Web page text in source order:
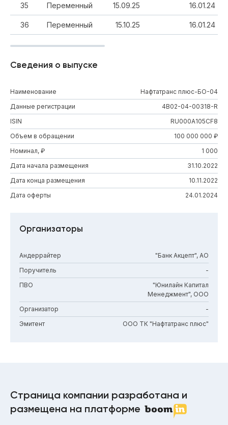
35 Переменный 15.09.25 16.01.24
36 Переменный 15.10.25 16.01.24
Сведения о выпуске
Наименование
Нафтатранс плюс-БО-04
Данные регистрации
4B02-04-00318-R
ISIN
RU000A105CF8
Объем в обращении
100 000 000 ₽
Номинал, ₽
1 000
Дата начала размещения
31.10.2022
Дата конца размещения
10.11.2022
Дата оферты
24.01.2024
Организаторы
Андеррайтер
"Банк Акцепт", АО
Поручитель
-
ПВО
"Юнилайн Капитал
Менеджмент", ООО
Организатор
-
Эмитент
ООО ТК "Нафтатранс плюс"
Страница компании разработана и
размещена на платформе